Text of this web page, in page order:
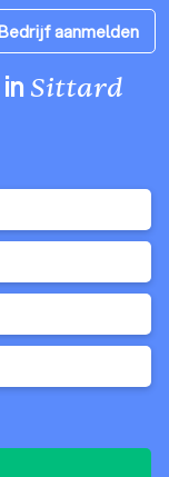
aanmelden
in Sittard